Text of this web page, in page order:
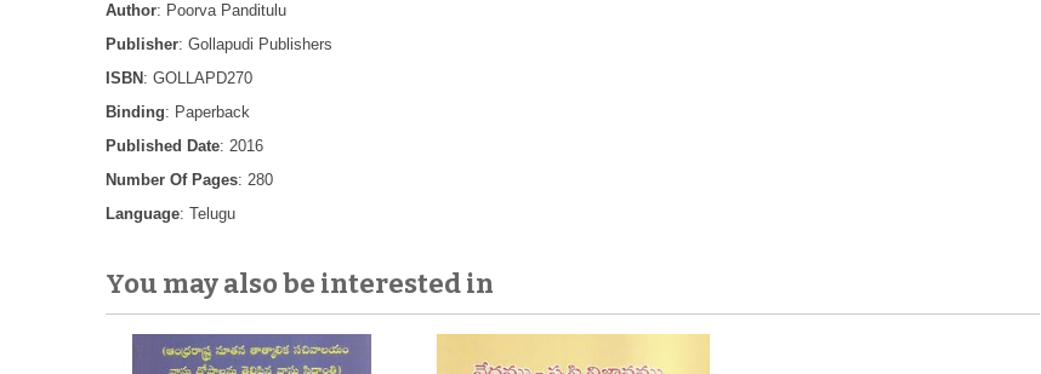
Author: Poorva Panditulu
Publisher: Gollapudi Publishers
ISBN : GOLLAPD270
Binding: Paperback
Published Date: 2016
Number Of Pages: 280
Language: Telugu
You may also be interested in